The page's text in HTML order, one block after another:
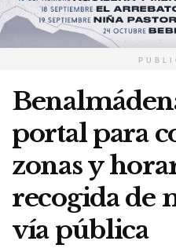
portal para
zonas y
recogida de
vía pública